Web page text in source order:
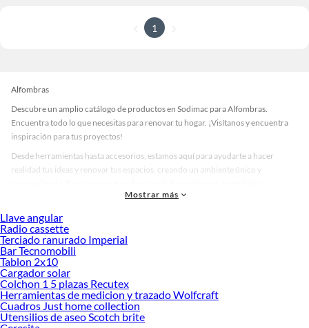
1
Alfombras
Descubre un amplio catálogo de productos en Sodimac para Alfombras.
Encuentra todo lo que necesitas para renovar tu hogar. ¡Visítanos y encuentra
inspiración para tus proyectos!
Desde herramientas hasta accesorios, estamos aquí para ayudarte a hacer
realidad tus ideas y renovar tus espacios, creando un ambiente único y
accesorios de calidad que te ayudarán a crear un espacio más tú.
Desde remodelaciones hasta proyectos de decoración, estamos aquí para hacer
tus ideas realidad. ¡Visítanos y encuentra todo lo que tenemos para ofrecerte en
Alfombras!
Explora la variedad de productos de Alfombras en Sodimac
Herramientas, materiales y accesorios de calidad para tus proyectos y
renovación de espacios. ¡Visítanos y descubre todo lo que tenemos para
ofrecerte!
Mostrar más
Llave angular
Radio cassette
Terciado ranurado Imperial
Bar Tecnomobili
Tablon 2x10
Cargador solar
Colchon 1 5 plazas Recutex
Herramientas de medicion y trazado Wolfcraft
Cuadros Just home collection
Utensilios de aseo Scotch brite